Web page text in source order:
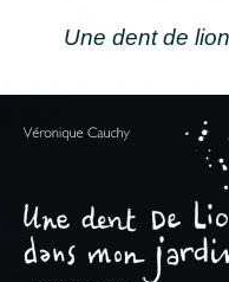
Une dent de